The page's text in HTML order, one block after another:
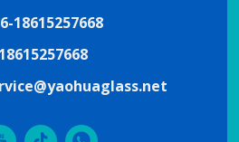
18615257668